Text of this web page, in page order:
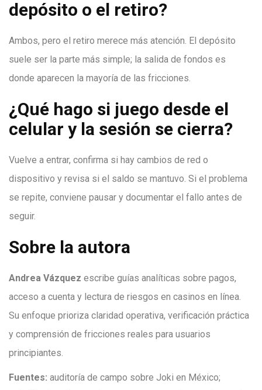
depósito o el retiro?
Ambos, pero el retiro merece más atención. El depósito
suele ser la parte más simple; la salida de fondos es
donde aparecen la mayoría de las fricciones.
¿Qué hago si juego desde el
celular y la sesión se cierra?
Vuelve a entrar, confirma si hay cambios de red o
dispositivo y revisa si el saldo se mantuvo. Si el problema
se repite, conviene pausar y documentar el fallo antes de
seguir.
Sobre la autora
Andrea Vázquez escribe guías analíticas sobre pagos,
acceso a cuenta y lectura de riesgos en casinos en línea.
Su enfoque prioriza claridad operativa, verificación práctica
y comprensión de fricciones reales para usuarios
principiantes.
Fuentes: auditoría de campo sobre Joki en México;